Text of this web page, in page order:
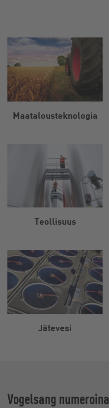
Maatalousteknologia
Teollisuus
Jätevesi
Vogelsang numeroina